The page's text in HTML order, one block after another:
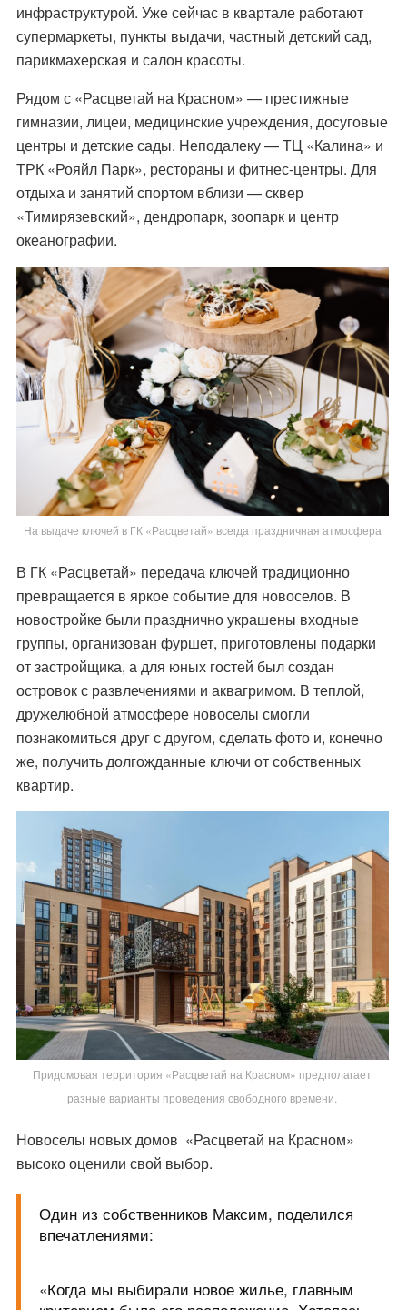
инфраструктурой. Уже сейчас в квартале работают
супермаркеты, пункты выдачи, частный детский сад,
парикмахерская и салон красоты.
Рядом с «Расцветай на Красном» — престижные
гимназии, лицеи, медицинские учреждения, досуговые
центры и детские сады. Неподалеку — ТЦ «Калина» и
ТРК «Рояйл Парк», рестораны и фитнес-центры. Для
отдыха и занятий спортом вблизи — сквер
«Тимирязевский», дендропарк, зоопарк и центр
океанографии.
На выдаче ключей в ГК «Расцветай» всегда праздничная атмосфера
В ГК «Расцветай» передача ключей традиционно
превращается в яркое событие для новоселов. В
новостройке были празднично украшены входные
группы, организован фуршет, приготовлены подарки
от застройщика, а для юных гостей был создан
островок с развлечениями и аквагримом. В теплой,
дружелюбной атмосфере новоселы смогли
познакомиться друг с другом, сделать фото и, конечно
же, получить долгожданные ключи от собственных
квартир.
Придомовая территория «Расцветай на Красном» предполагает
разные варианты проведения свободного времени.
Новоселы новых домов «Расцветай на Красном»
высоко оценили свой выбор.
Один из собственников Максим, поделился
впечатлениями:
«Когда мы выбирали новое жилье, главным